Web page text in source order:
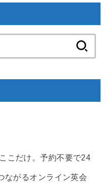
こだけ。予約不要で24
ながるオンライン英会